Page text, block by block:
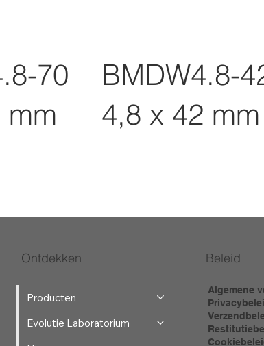
70
mm
BMDW4.8-
4,8 x 42 mm
Ontdekken
Producten
Evolutie Laboratorium
Beleid
Algemene